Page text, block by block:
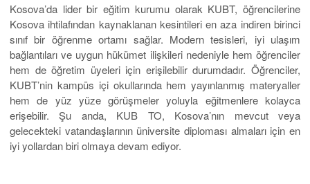
Kosova’da lider bir eğitim kurumu olarak KUBT, öğrencilerine
Kosova ihtilafından kaynaklanan kesintileri en aza indiren birinci
sınıf bir öğrenme ortamı sağlar. Modern tesisleri, iyi ulaşım
bağlantıları ve uygun hükümet ilişkileri nedeniyle hem öğrenciler
hem de öğretim üyeleri için erişilebilir durumdadır. Öğrenciler,
KUBT’nin kampüs içi okullarında hem yayınlanmış materyaller
hem de yüz yüze görüşmeler yoluyla eğitmenlere kolayca
erişebilir. Şu anda, KUB TO, Kosova’nın mevcut veya
gelecekteki vatandaşlarının üniversite diploması almaları için en
iyi yollardan biri olmaya devam ediyor.